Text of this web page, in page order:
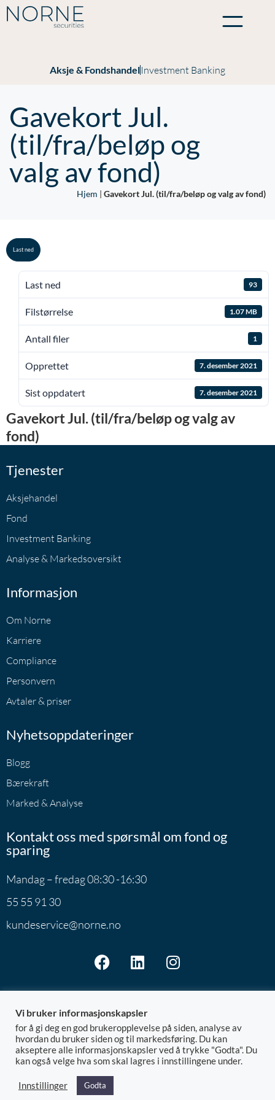
Aksje & FondshandelInvestment Banking
Gavekort Jul.
(til/fra/beløp og
valg av fond)
Hjem | Gavekort Jul. (til/fra/beløp og valg av fond)
Last ned
Last ned 93
Filstørrelse 1.07 MB
Antall filer 1
Opprettet 7. desember 2021
Sist oppdatert 7. desember 2021
Gavekort Jul. (til/fra/beløp og valg av
fond)
Tjenester
Aksjehandel
Fond
Investment Banking
Analyse & Markedsoversikt
Informasjon
Om Norne
Karriere
Compliance
Personvern
Avtaler & priser
Nyhetsoppdateringer
Blogg
Bærekraft
Marked & Analyse
Kontakt oss med spørsmål om fond og
sparing
Mandag – fredag 08:30 -16:30
55 55 91 30
kundeservice@norne.no
Norne Securities AS | Postboks 7801 | 5020 Bergen
@ 2026 NorneOrg.nr: 992.881.828
LEI: 5299001YA7DD6CGPIF92
Vi bruker informasjonskapsler
for å gi deg en god brukeropplevelse på siden, analyse av
hvordan du bruker siden og til markedsføring. Du kan
akseptere alle informasjonskapsler ved å trykke "Godta". Du
kan også velge hva som skal lagres i innstillingene under.
Innstillinger Godta